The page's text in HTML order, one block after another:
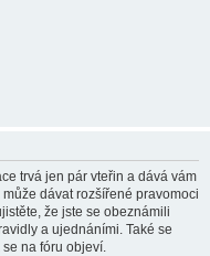
trvá jen pár vteřin a dává vám
dávat rozšířené pravomoci
že jste se obeznámili
a ujednáními. Také se
na fóru objeví.